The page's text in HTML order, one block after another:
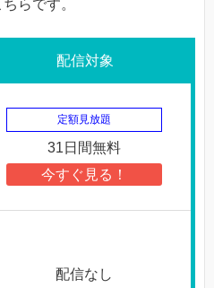
らです。
配信対象
定額見放題
31日間無料
今すぐ見る！
配信なし